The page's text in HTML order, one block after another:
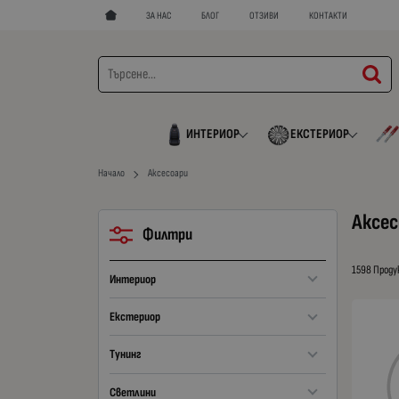
ЗА НАС БЛОГ ОТЗИВИ КОНТАКТИ
ИНТЕРИОР ЕКСТЕРИОР
Начало Аксесоари
1598
Филтри
Интериор
Екстериор
Тунинг
Светлини